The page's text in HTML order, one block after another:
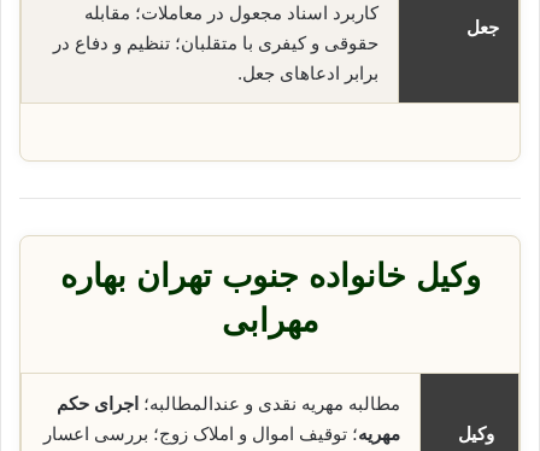
جعل
کاربرد اسناد مجعول در معاملات؛ مقابله
حقوقی و کیفری با متقلبان؛ تنظیم و دفاع در
برابر ادعاهای جعل.
وکیل خانواده جنوب تهران بهاره
مهرابی
وکیل
مطالبه مهریه نقدی و عندالمطالبه؛ اجرای حکم
مهریه؛ توقیف اموال و املاک زوج؛ بررسی اعسار